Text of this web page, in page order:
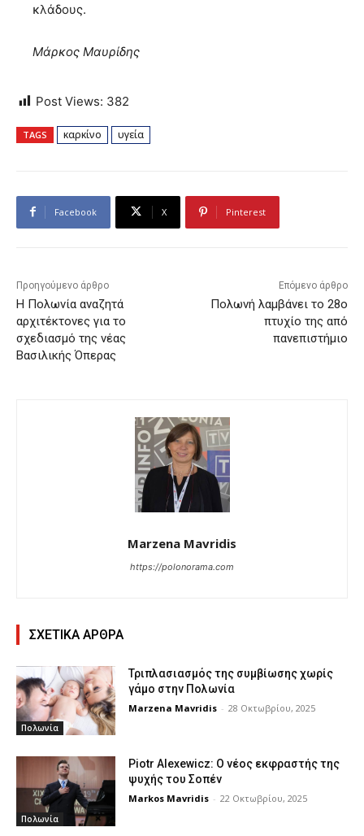
κλάδους.
Μάρκος Μαυρίδης
Post Views: 382
TAGS καρκίνο υγεία
Facebook X Pinterest
Προηγούμενο άρθρο
Η Πολωνία αναζητά
αρχιτέκτονες για το
σχεδιασμό της νέας
Βασιλικής Όπερας
Επόμενο άρθρο
Πολωνή λαμβάνει το 28ο
πτυχίο της από
πανεπιστήμιο
Marzena Mavridis
https://polonorama.com
ΣΧΕΤΙΚΑ ΑΡΘΡΑ
Πολωνία
Τριπλασιασμός της συμβίωσης χωρίς
γάμο στην Πολωνία
Marzena Mavridis - 28 Οκτωβρίου, 2025
Πολωνία
Piotr Alexewicz: Ο νέος εκφραστής της
ψυχής του Σοπέν
Markos Mavridis - 22 Οκτωβρίου, 2025